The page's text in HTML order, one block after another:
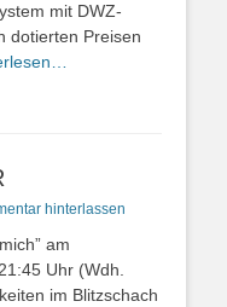
mit DWZ-
dotierten Preisen
hinterlassen
am
Uhr (Wdh.
im Blitzschach